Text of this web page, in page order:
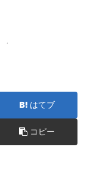
はてブ
コピー